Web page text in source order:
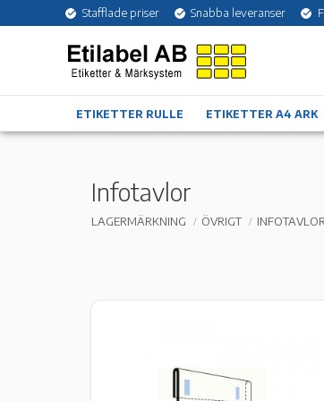
Stafflade priser Snabba leveranser
ETIKETTER RULLE ETIKETTER A4 ARK
Infotavlor
LAGERMÄRKNING ÖVRIGT